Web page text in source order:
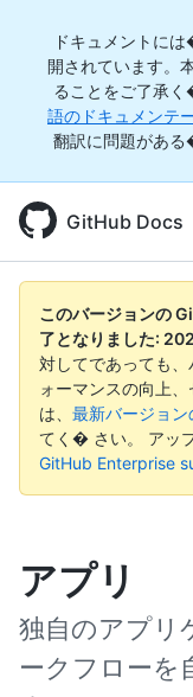
ドキュメントに
開されています。
ることをご了承
語のドキュメンテ
翻訳に問題があ
GitHub Docs
このバージョンの
了となりました:
対してであっても
ォーマンスの向上
は、 最新バージョ
てく� さい。 アッ
GitHub Enterprise
アプリ
独自のアプリ
ークフローを